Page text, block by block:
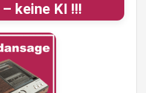
keine KI !!!